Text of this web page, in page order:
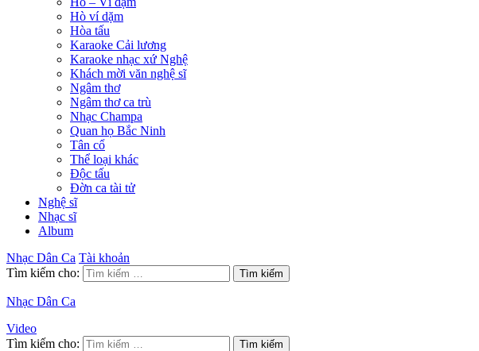
Hò ví dặm
Hòa tấu
Karaoke Cải lương
Karaoke nhạc xứ Nghệ
Khách mời văn nghệ sĩ
Ngâm thơ
Ngâm thơ ca trù
Nhạc Champa
Quan họ Bắc Ninh
Tân cổ
Thể loại khác
Độc tấu
Đờn ca tài tử
Nghệ sĩ
Nhạc sĩ
Album
Nhạc Dân Ca Tài khoản
Tìm kiếm cho:
Nhạc Dân Ca
Video
Tìm kiếm cho: